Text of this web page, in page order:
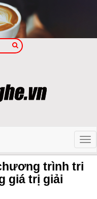
trình tri
giá trị giải